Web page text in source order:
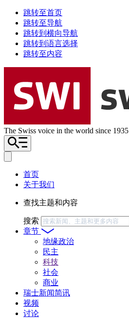
跳转至首页
跳转至导航
跳转到横向导航
跳转到语言选择
跳转至内容
The Swiss voice in the world since 1935
首页
关于我们
查找主题和内容
搜索
章节
地缘政治
民主
科技
社会
商业
瑞士新闻简讯
视频
讨论